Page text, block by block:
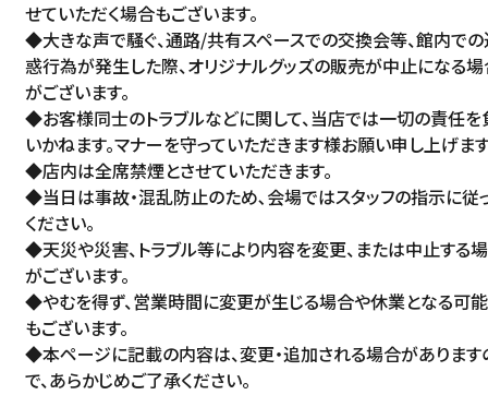
せていただく場合もございます。
◆大きな声で騒ぐ、通路/共有スペースでの交換会等、館内で
惑行為が発生した際、オリジナルグッズの販売が中止になる
がございます。
◆お客様同士のトラブルなどに関して、当店では一切の責任を
いかねます。マナーを守っていただきます様お願い申し上げます
◆店内は全席禁煙とさせていただきます。
◆当日は事故・混乱防止のため､会場ではスタッフの指示に従
ください。
◆天災や災害、トラブル等により内容を変更、または中止する
がございます。
◆やむを得ず、営業時間に変更が生じる場合や休業となる可
もございます。
◆本ページに記載の内容は、変更・追加される場合があります
で、あらかじめご了承ください。